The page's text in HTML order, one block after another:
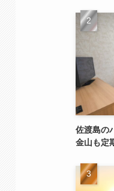
佐渡島の
金山も定